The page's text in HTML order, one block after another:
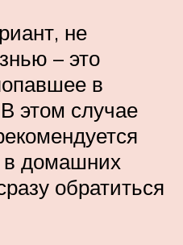
не
– это
в
этом случае
в домашних
обратиться